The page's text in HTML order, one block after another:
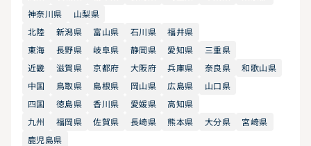
神奈川県
山梨県
北陸
新潟県 富山県 石川県
福井県
東海
長野県 岐阜県 静岡県 愛知県
三重県
近畿
滋賀県 京都府 大阪府 兵庫県 奈良県
和歌山県
中国
鳥取県 島根県 岡山県 広島県
山口県
四国
徳島県 香川県 愛媛県
高知県
九州
福岡県 佐賀県 長崎県 熊本県 大分県
宮崎県
鹿児島県